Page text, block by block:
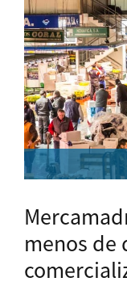
menos de